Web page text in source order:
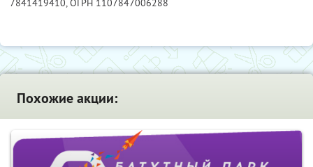
7841419410, ОГРН 1107847006288
Похожие акции: